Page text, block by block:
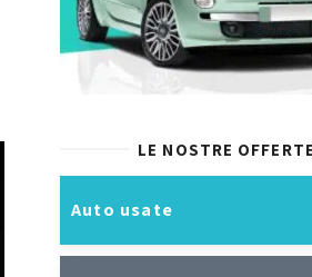
LE NOSTRE OFFERTE
Auto usate